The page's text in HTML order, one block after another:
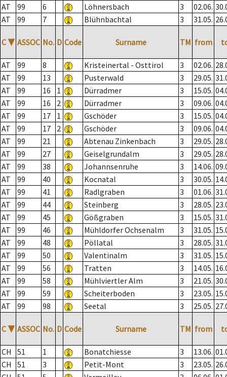
AT
99 6 Löhnersbach 3 02.06.
AT
99 7 Blühnbachtal 3 31.05.
C ▼ ASSOC No. D Code Surname TM from
AT 99 8 Kristeinertal - Osttirol 3 02.06.
AT
99 13 Pusterwald 3 29.05.
AT
99 16 1 Dürradmer 3 15.05.
AT
99 16 2 Dürradmer 3 09.06.
AT
99 17 1 Gschöder 3 15.05.
AT
99 17 2 Gschöder 3 09.06.
AT
99 21 Abtenau Zinkenbach 3 29.05.
AT
99 27 Geiselgrundalm 3 29.05.
AT
99 38 Johannsenruhe 3 14.06.
AT
99 40 Kocnatal 3 30.05.
AT
99 41 Radlgraben 3 01.06.
AT
99 44 Steinberg 3 28.05.
AT
99 45 Gößgraben 3 15.05.
AT
99 46 Mühldorfer Ochsenalm 3 31.05.
AT
99 48 Pöllatal 3 28.05.
AT
99 50 Valentinalm 3 31.05.
AT
99 56 Tratten 3 14.05.
AT
99 58 Mühlviertler Alm 3 21.05.
AT
99 59 Scheiterboden 3 23.05.
AT
99 98 Seetal 3 25.05.
C ▼ ASSOC No. D Code Surname TM from
CH 51 1 Bonatchiesse 3 13.06.
CH
51 3 Petit-Mont 3 23.05.